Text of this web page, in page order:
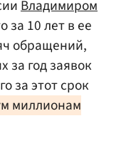
Владимиром
за 10 лет в ее
обращений,
за год заявок
за этот срок
миллионам